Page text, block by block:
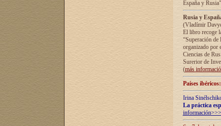
España y
Rusia y
(Vladímir
El libro recoge
“Superación
organizado por
Ciencias de
Surerior de
(más
Países
Irina
La práctica
información>>>